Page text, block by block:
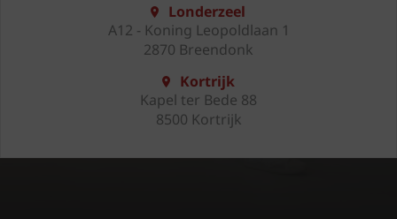
Londerzeel
A12 - Koning Leopoldlaan 1
2870 Breendonk
Kortrijk
Kapel ter Bede 88
8500 Kortrijk